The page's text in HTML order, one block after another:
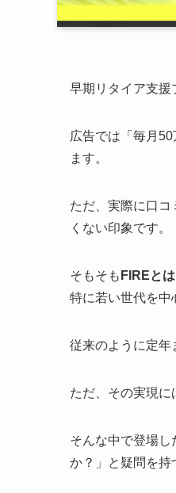
早期リタイア支援
広告では「毎月
ます。
ただ、実際に口
くない印象です。
そもそも FIREと
特に若い世代を中
従来のように定年
ただ、その実現に
そんな中で登場
か？」と疑問を持